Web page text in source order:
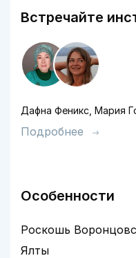
Встречайте
Дафна Феникс, Мария
Подробнее
Особенности
Роскошь
Ялты